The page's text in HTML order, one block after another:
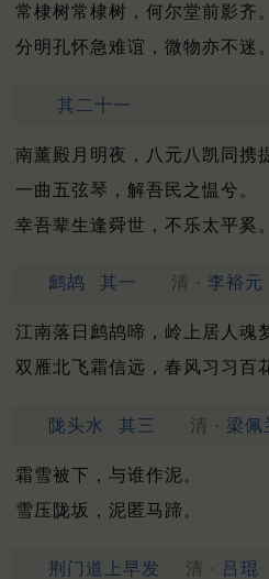
常棣树常棣树，何尔堂前影齐。
分明孔怀急难谊，微物亦不迷。
其二十一
南薰殿月明夜，八元八凯同携
一曲五弦琴，解吾民之愠兮。
幸吾辈生逢舜世，不乐太平奚。
鹧鸪 其一 清 · 李裕元
江南落日鹧鸪啼，岭上居人魂
双雁北飞霜信远，春风习习百
陇头水 其三 清 · 梁佩
霜雪被下，与谁作泥。
雪压陇坂，泥匿马蹄。
荆门道上早发 清 · 吕琨